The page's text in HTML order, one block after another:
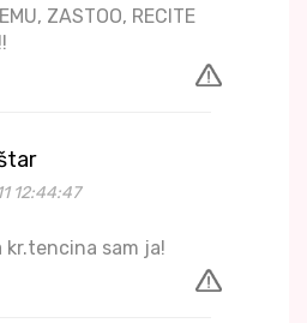
ZASTOO, RECITE
12:44:47
kr.tencina sam ja!